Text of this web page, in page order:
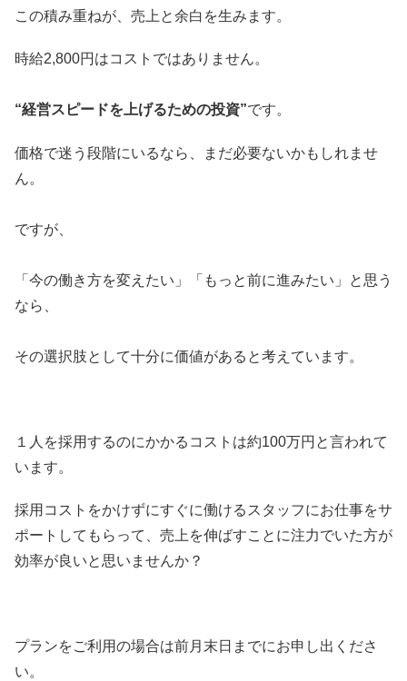
この積み重ねが、売上と余白を生みます。
時給2,800円はコストではありません。
“経営スピードを上げるための投資”です。
価格で迷う段階にいるなら、まだ必要ないかもしれませ
ん。
ですが、
「今の働き方を変えたい」「もっと前に進みたい」と思う
なら、
その選択肢として十分に価値があると考えています。
１人を採用するのにかかるコストは約100万円と言われて
います。
採用コストをかけずにすぐに働けるスタッフにお仕事をサ
ポートしてもらって、売上を伸ばすことに注力でいた方が
効率が良いと思いませんか？
プランをご利用の場合は前月末日までにお申し出くださ
い。